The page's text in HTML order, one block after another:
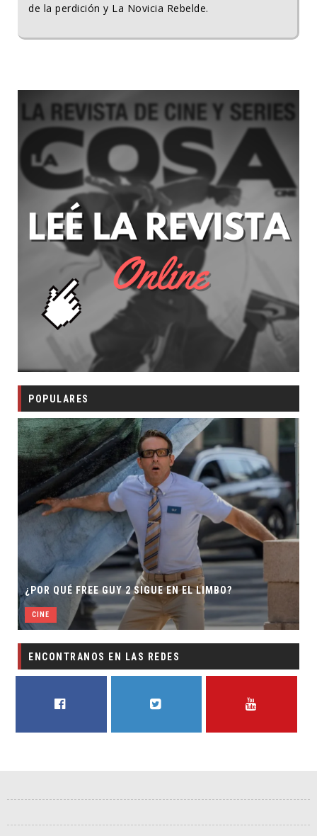
de la perdición y La Novicia Rebelde.
POPULARES
¿POR QUÉ FREE GUY 2 SIGUE EN EL LIMBO?
CINE
ENCONTRANOS EN LAS REDES